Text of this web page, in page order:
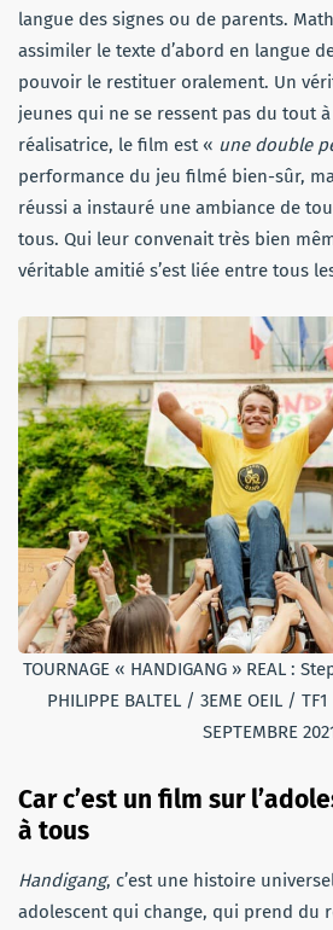
langue des signes ou de parents.
assimiler le texte d’abord en langue
pouvoir le restituer oralement. Un
jeunes qui ne se ressent pas du tout à
réalisatrice, le film est « une double
performance du jeu filmé bien-sûr,
réussi a instauré une ambiance de
tous. Qui leur convenait très bien
véritable amitié s’est liée entre tous
TOURNAGE « HANDIGANG » REAL :
PHILIPPE BALTEL / 3EME OEIL /
SEPTEMBRE
Car c’est un film sur
à tous
Handigang, c’est une histoire
adolescent qui change, qui prend du